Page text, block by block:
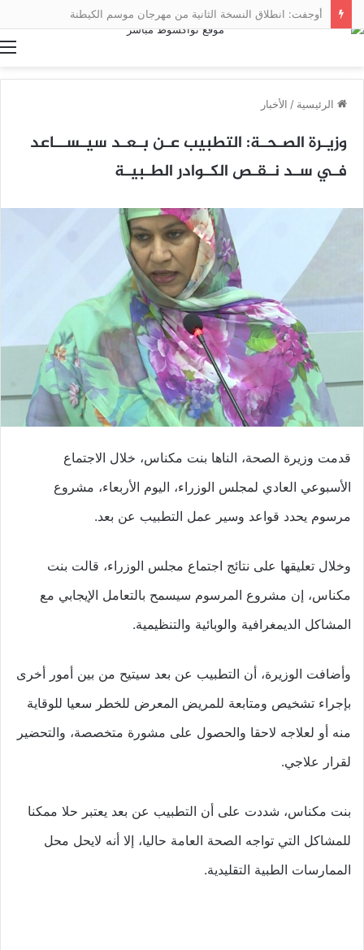
أوجفت: انطلاق النسخة الثانية من مهرجان موسم الكيطنة
الرئيسية / الأخبار
وزيـرة الصـحـة: التطبيب عـن بـعـد سيـســاعد
فـي سـد نـقـص الكـوادر الطـبيـة
قدمت وزيرة الصحة، الناها بنت مكناس، خلال الاجتماع
الأسبوعي العادي لمجلس الوزراء، اليوم الأربعاء، مشروع
مرسوم يحدد قواعد وسير عمل التطبيب عن بعد.
وخلال تعليقها على نتائج اجتماع مجلس الوزراء، قالت بنت
مكناس، إن مشروع المرسوم سيسمح بالتعامل الإيجابي مع
المشاكل الديمغرافية والوبائية والتنظيمية.
وأضافت الوزيرة، أن التطبيب عن بعد سيتيح من بين أمور أخرى
بإجراء تشخيص ومتابعة للمريض المعرض للخطر سعيا للوقاية
منه أو لعلاجه لاحقا والحصول على مشورة متخصصة، والتحضير
لقرار علاجي.
بنت مكناس، شددت على أن التطبيب عن بعد يعتبر حلا ممكنا
للمشاكل التي تواجه الصحة العامة حاليا، إلا أنه لايحل محل
الممارسات الطبية التقليدية.